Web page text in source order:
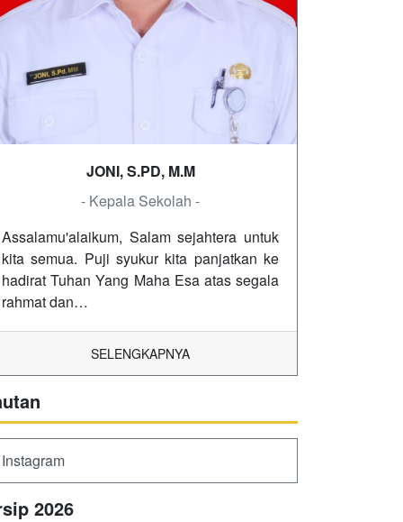
JONI, S.PD, M.M
- Kepala Sekolah -
Assalamu'alaikum, Salam sejahtera untuk
kita semua. Puji syukur kita panjatkan ke
hadirat Tuhan Yang Maha Esa atas segala
rahmat dan…
SELENGKAPNYA
Instagram
2026